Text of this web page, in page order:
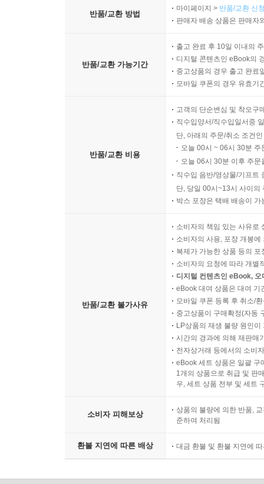
거시적 민간투자 동향 | 성장단계별 투자 동향 |
투자기관 및 투자 동향 | 미국 및 유럽의 투자 동
딥테크 개발의 전제 조건 | 위대한 과학지식은 험
02. 난제를 푸는 혁신 회오리-DBTL
설계(Design) | 구축 및 시험(Build & Test) | 학습
03. 자연을 벤치마킹-자연 공동 디자인
8장. 딥테크 스타트업의 성공 전략
딥테크 스타트업 | 대기업 | 딥테크 스타트업과 대
9장. 딥테크 생태계
반품/교환 방법
마이페이지 > 반품/교환 신
판매자 배송 상품은 판매자
반품/교환 가능기간
출고 완료 후 10일 이내의
디지털 콘텐츠인 eBook의
중고상품의 경우 출고 완료
모바일 쿠폰의 경우 유효기
반품/교환 비용
고객의 단순변심 및 착오구
직수입양서/직수입일서중
단, 아래의 주문/취소 조건
오늘 00시 ~ 06시 30분
오늘 06시 30분 이후 주
직수입 음반/영상물/기프트
단, 당일 00시~13시 사이의
박스 포장은 택배 배송이
반품/교환 불가사유
소비자의 책임 있는 사유로
소비자의 사용, 포장 개봉
복제가 가능한 상품 등의
소비자의 요청에 따라 개별
디지털 컨텐츠인 eBook,
eBook 대여 상품은 대여 기
모바일 쿠폰 등록 후 취소/
중고상품이 구매확정(자동
LP상품의 재생 불량 원인
시간의 경과에 의해 재판매
전자상거래 등에서의 소비
eBook 세트 상품은 일괄 구
1개의 상품으로 취급 및 판
우, 세트 상품 전부 및 세트
소비자 피해보상
상품의 불량에 의한 반품,
준하여 처리됨
환불 지연에 따른 배상 대금 환불 및 환불 지연에